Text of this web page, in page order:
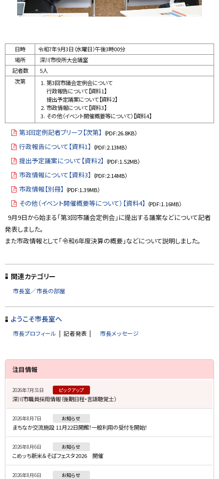
日時
令和7年9月3日（水曜日）午後3時00分
場所
深川市役所大会議室
記者数
5人
次第
第3回市議会定例会について
行政報告について【資料1】
提出予定議案について【資料2】
市政情報について【資料3】
その他（イベント開催概要等について）【資料4】
第3回定例記者ブリーフ【次第】 （PDF:26.8KB）
行政報告について【資料1】 （PDF:2.13MB）
提出予定議案について【資料2】 （PDF:1.52MB）
市政情報について【資料3】 （PDF:2.14MB）
市政情報【別冊】 （PDF:1.39MB）
その他（イベント開催概要等について）【資料4】 （PDF:1.16MB）
9月9日から始まる「第3回市議会定例会」に提出する議案などについて記者
発表しました。
また市政情報として「令和6年度決算の概要」などについて説明しました。
ト
ッ
戻
る
関連カテゴリー
市長室／市長の部屋
ようこそ市長室へ
市長プロフィール 記者発表 市長メッセージ
サ
イ
・
メ
ニ
ュ
ー
注目情報
2026年7月31日 ピックアップ
深川市職員採用情報（後期日程・言語聴覚士）
2026年8月7日 お知らせ
まちなか交流施設 11月22日開館！一般利用の受付を開始！
2026年8月6日 お知らせ
こめッち新米＆そばフェスタ2026 開催
2026年8月6日 お知らせ